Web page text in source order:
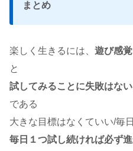
まとめ
楽しく生きるには、 遊び感覚
と
試してみることに失敗はない
である
大きな目標はなくていい/毎
毎日 １つ試し続ければ必ず